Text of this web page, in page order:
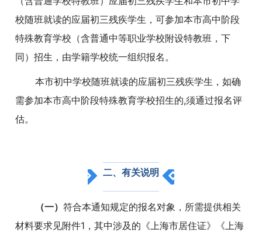
校随班就读的应届初三残疾学生，可参加本市高中阶段
特殊教育学校（含普通中等职业学校附设特教班，下
同）招生，由学籍学校统一组织报名。
本市初中学校随班就读的应届初三残疾学生，如确
需参加本市高中阶段特殊教育学校招生的,须通过报名评
估。
二、有关说明
（一）符合本通知规定的报名对象，所需提供相关
材料要求见附件1，其中涉及的《上海市居住证》《上海